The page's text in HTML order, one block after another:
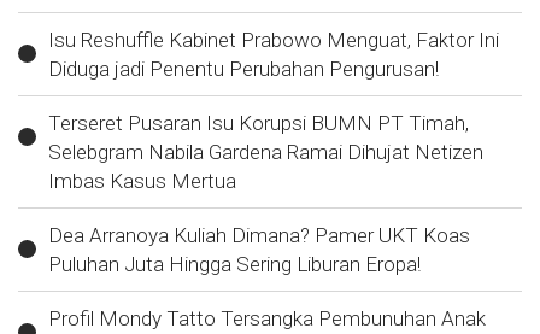
Isu Reshuffle Kabinet Prabowo Menguat, Faktor Ini
Diduga jadi Penentu Perubahan Pengurusan!
Terseret Pusaran Isu Korupsi BUMN PT Timah,
Selebgram Nabila Gardena Ramai Dihujat Netizen
Imbas Kasus Mertua
Dea Arranoya Kuliah Dimana? Pamer UKT Koas
Puluhan Juta Hingga Sering Liburan Eropa!
Profil Mondy Tatto Tersangka Pembunuhan Anak